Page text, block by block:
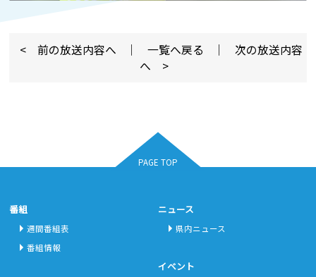
< 前の放送内容へ ｜ 一覧へ戻る ｜
次の放送内容
へ >
PAGE TOP
番組
週間番組表
番組情報
ニュース
県内ニュース
イベント